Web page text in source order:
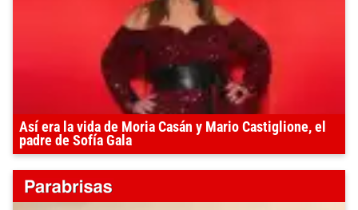
Así era la vida de Moria Casán y Mario Castiglione, el
padre de Sofía Gala